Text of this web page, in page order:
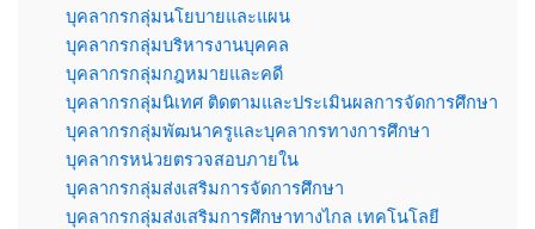
บุคลากรกลุ่มนโยบายและแผน
บุคลากรกลุ่มบริหารงานบุคคล
บุคลากรกลุ่มกฎหมายและคดี
บุคลากรกลุ่มนิเทศ ติดตามและประเมินผลการจัดการศึกษา
บุคลากรกลุ่มพัฒนาครูและบุคลากรทางการศึกษา
บุคลากรหน่วยตรวจสอบภายใน
บุคลากรกลุ่มส่งเสริมการจัดการศึกษา
บุคลากรกลุ่มส่งเสริมการศึกษาทางไกล เทคโนโลยี